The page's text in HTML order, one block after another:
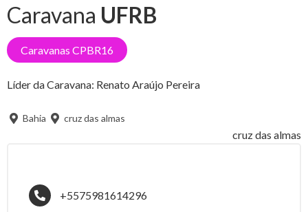
Caravana UFRB
Caravanas CPBR16
Líder da Caravana: Renato Araújo Pereira
Bahia cruz das almas
cruz das almas
+5575981614296